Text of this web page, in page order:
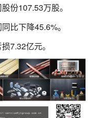
份107.53万股。
比下降45.6%。
7.32亿元。